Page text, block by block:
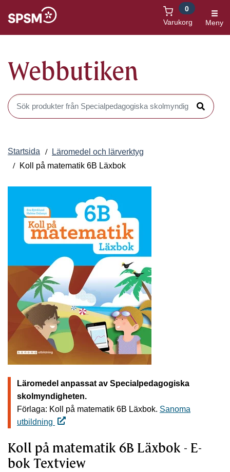
Varukorg
0
Meny
Webbutiken
Sök produkter i Webbutiken
Sök
Startsida
Läromedel och lärverktyg
Koll på matematik 6B Läxbok
Läromedel anpassat av Specialpedagogiska
skolmyndigheten.
Förlaga: Koll på matematik 6B Läxbok. Sanoma
utbildning
Koll på matematik 6B Läxbok - E-
bok Textview